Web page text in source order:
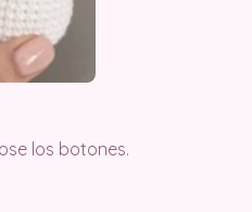
los botones.